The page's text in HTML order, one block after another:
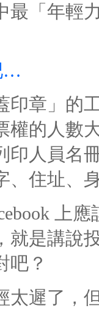
最「年輕
…
印章」的
權的人數
印人員名
、住址、
上
就是講說
吧？
太遲了，